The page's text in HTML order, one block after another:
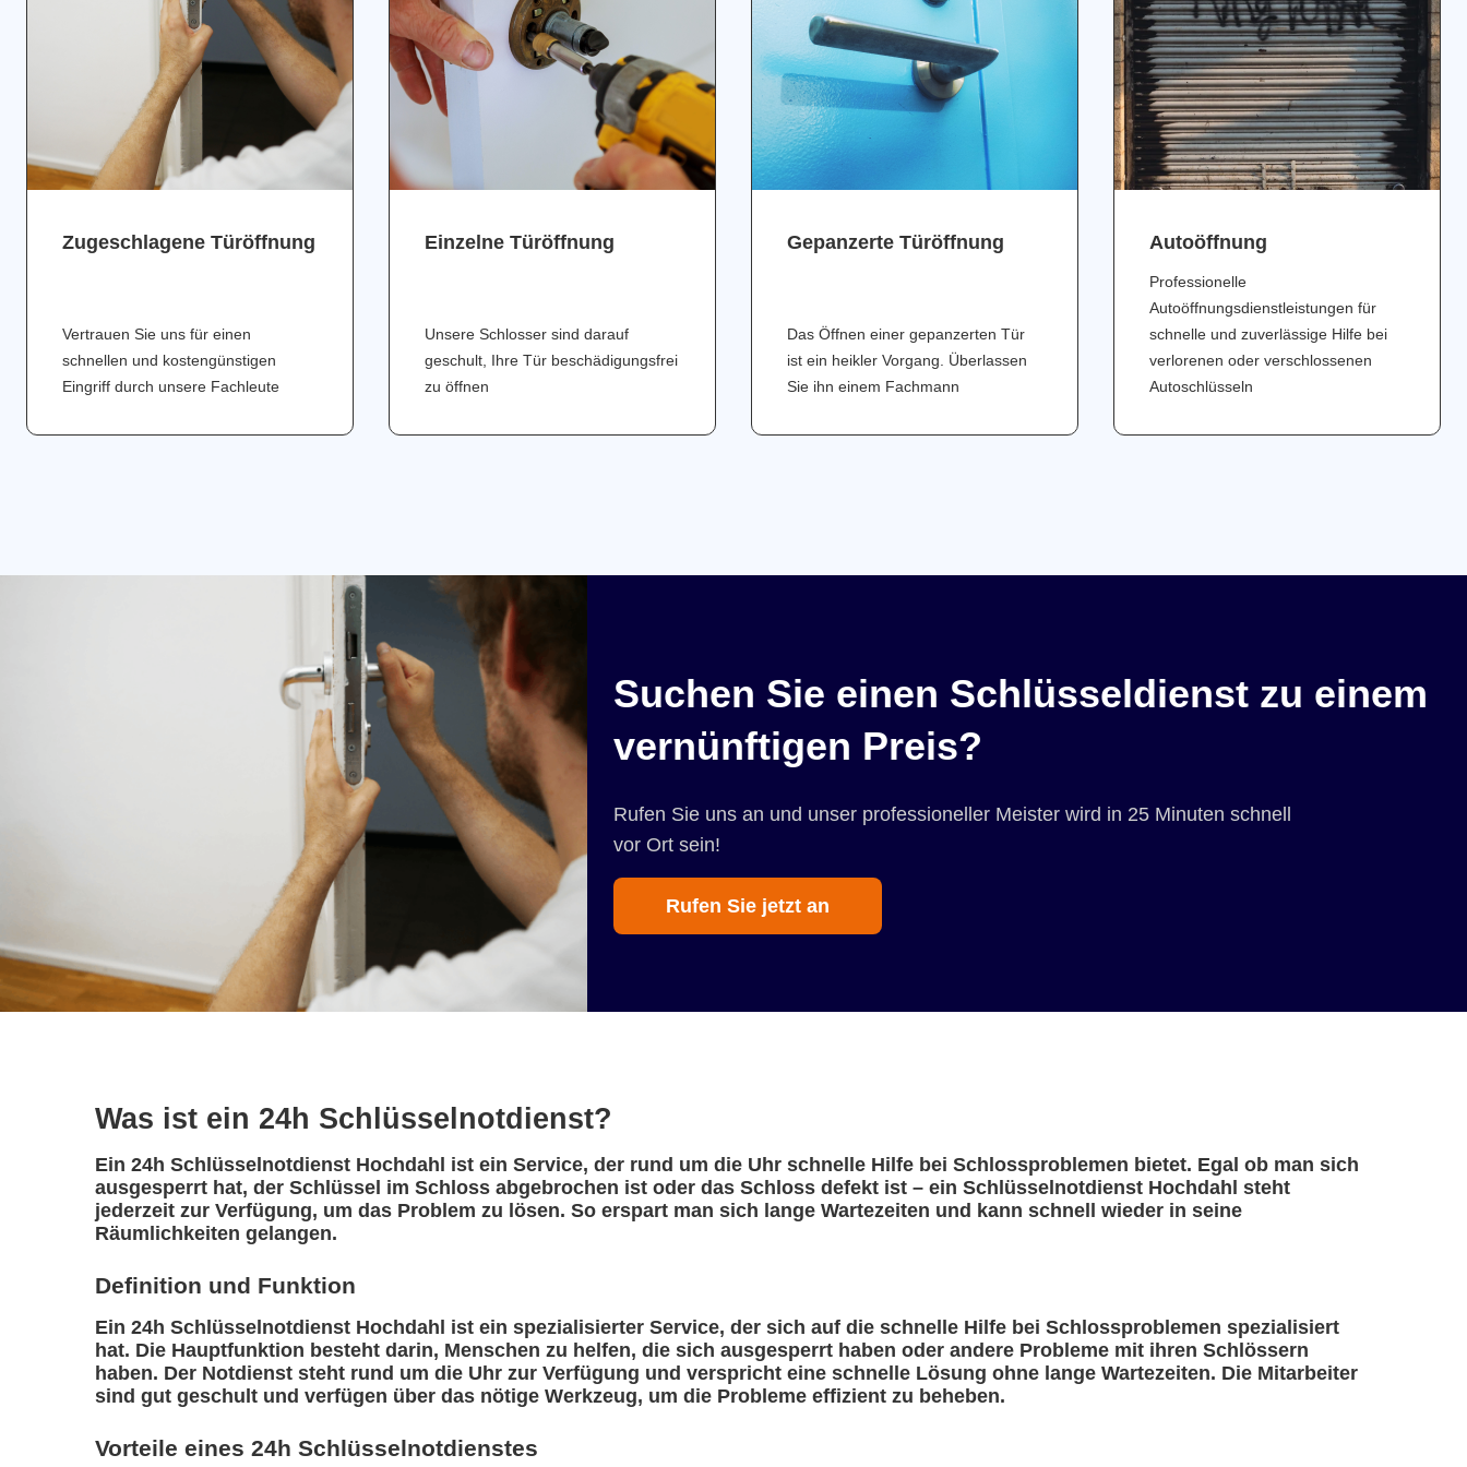
Zugeschlagene Türöffnung
Vertrauen Sie uns für einen
schnellen und kostengünstigen
Eingriff durch unsere Fachleute
Einzelne Türöffnung
Unsere Schlosser sind darauf
geschult, Ihre Tür beschädigungsfrei
zu öffnen
Gepanzerte Türöffnung
Das Öffnen einer gepanzerten Tür
ist ein heikler Vorgang. Überlassen
Sie ihn einem Fachmann
Аutoöffnung
Professionelle
Autoöffnungsdienstleistungen für
schnelle und zuverlässige Hilfe bei
verlorenen oder verschlossenen
Autoschlüsseln
Suchen Sie einen Schlüsseldienst zu einem
vernünftigen Preis?
Rufen Sie uns an und unser professioneller Meister wird in 25 Minuten schnell
vor Ort sein!
Rufen Sie jetzt an
Was ist ein 24h Schlüsselnotdienst?
Ein 24h Schlüsselnotdienst Hochdahl ist ein Service, der rund um die Uhr schnelle Hilfe bei Schlossproblemen bietet. Egal ob man sich
ausgesperrt hat, der Schlüssel im Schloss abgebrochen ist oder das Schloss defekt ist – ein Schlüsselnotdienst Hochdahl steht
jederzeit zur Verfügung, um das Problem zu lösen. So erspart man sich lange Wartezeiten und kann schnell wieder in seine
Räumlichkeiten gelangen.
Definition und Funktion
Ein 24h Schlüsselnotdienst Hochdahl ist ein spezialisierter Service, der sich auf die schnelle Hilfe bei Schlossproblemen spezialisiert
hat. Die Hauptfunktion besteht darin, Menschen zu helfen, die sich ausgesperrt haben oder andere Probleme mit ihren Schlössern
haben. Der Notdienst steht rund um die Uhr zur Verfügung und verspricht eine schnelle Lösung ohne lange Wartezeiten. Die Mitarbeiter
sind gut geschult und verfügen über das nötige Werkzeug, um die Probleme effizient zu beheben.
Vorteile eines 24h Schlüsselnotdienstes